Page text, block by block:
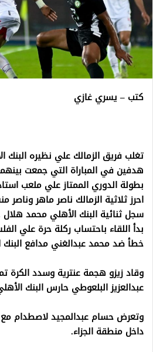
كتب – يسري غازي
تغلب فريق الزمالك علي نظيره البنك
هدفين في المباراة التي جمعت
بطولة الدوري الممتاز علي ملعب
احرز ثلاثية الزمالك ناصر ماهر
سجل ثنائية البنك الأهلي محمد هلال
بدأ اللقاء باحتساب ركلة حرة علي
خطأ ضد محمد عبدالغني مدافع البنك
وقاد زيزو هجمة عنترية وسدد الكرة
عبدالعزيز البلعوطي حارس البنك
وتعرض حسام عبدالمجيد لاصطدام مع
داخل منطقة الجزاء.